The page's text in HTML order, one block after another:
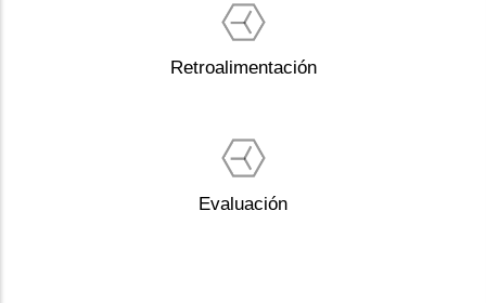
Retroalimentación
Evaluación